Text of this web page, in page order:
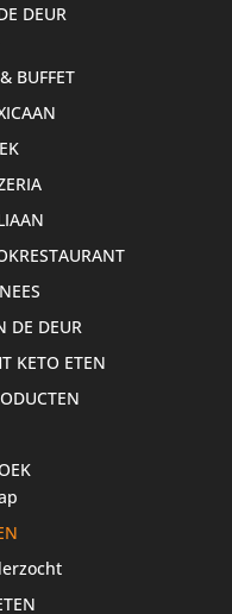
DEUR
BUFFET
DE DEUR
KETO ETEN